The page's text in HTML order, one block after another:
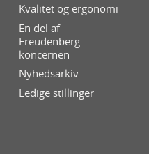
Kvalitet og ergonomi
En del af
Freudenberg-
koncernen
Nyhedsarkiv
Ledige stillinger